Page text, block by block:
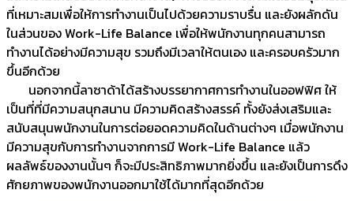
ที่เหมาะสมเพื่อให้การทำงานเป็นไปด้วยความราบรื่น และยังผลักดัน
ในส่วนของ Work-Life Balance เพื่อให้พนักงานทุกคนสามารถ
ทำงานได้อย่างมีความสุข รวมถึงมีเวลาให้ตนเอง และครอบครัวมาก
ขึ้นอีกด้วย
นอกจากนี้ลาซาด้าได้สร้างบรรยากาศการทำงานในออฟฟิศ ให้
เป็นที่ที่มีความสนุกสนาน มีความคิดสร้างสรรค์ ทั้งยังส่งเสริมและ
สนับสนุนพนักงานในการต่อยอดความคิดในด้านต่างๆ เมื่อพนักงาน
มีความสุขกับการทำงานจากการมี Work-Life Balance แล้ว
ผลลัพธ์ของงานนั้นๆ ก็จะมีประสิทธิภาพมากยิ่งขึ้น และยังเป็นการดึง
ศักยภาพของพนักงานออกมาใช้ได้มากที่สุดอีกด้วย